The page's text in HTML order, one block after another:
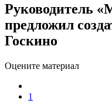
Руководитель
предложил
Госкино
Оцените материал
1